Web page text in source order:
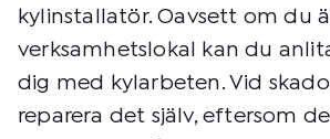
kylinstallatör. Oavsett om du
verksamhetslokal kan du
dig med kylarbeten. Vid
reparera det själv, eftersom